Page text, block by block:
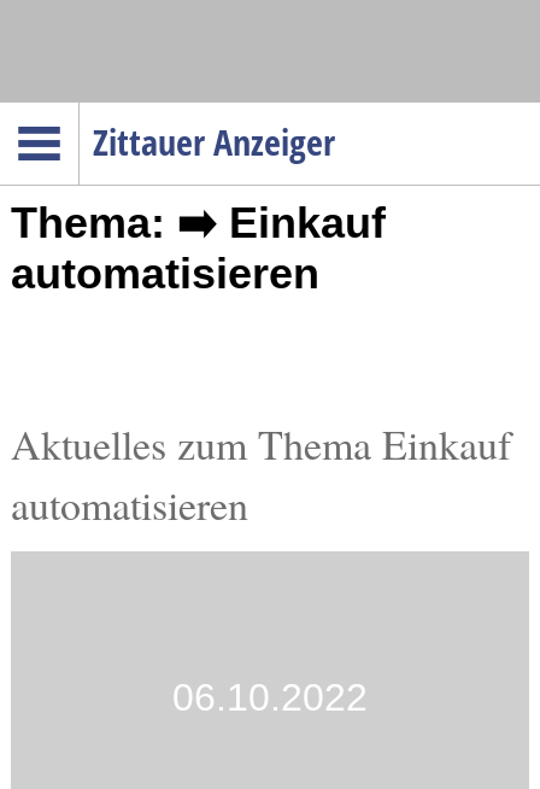
Zittauer Anzeiger
Menüpunkte
Startseite
Gesellschaft
Gesundheit
Kultur
Thema: ➡️ Einkauf
automatisieren
Aktuelles zum Thema Einkauf
automatisieren
06.10.2022